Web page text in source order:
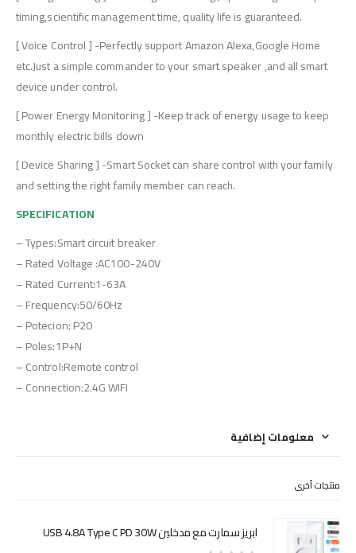
timing,scientific management time, quality life is guaranteed.
[ Voice Control ] -Perfectly support Amazon Alexa,Google Home
etc.Just a simple commander to your smart speaker ,and all smart
device under control.
[ Power Energy Monitoring ] -Keep track of energy usage to keep
monthly electric bills down
[ Device Sharing ] -Smart Socket can share control with your family
and setting the right family member can reach.
SPECIFICATION
– Types:Smart circuit breaker
– Rated Voltage :AC100-240V
– Rated Current:1-63A
– Frequency:50/60Hz
– Potecion: P20
– Poles:1P+N
– Control:Remote control
– Connection:2.4G WIFI
معلومات إضافية
منتجات أخرى
ابريز سمارت مع مدخلين USB 4.8A Type C PD 30W